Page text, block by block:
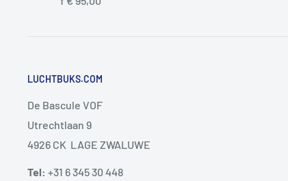
LUCHTBUKS.COM
De Bascule VOF
Utrechtlaan 9
4926 CK LAGE ZWALUWE
Tel: +31 6 345 30 448